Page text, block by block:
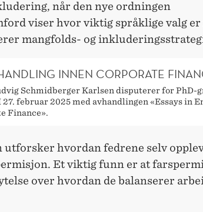
når den nye ordningen
viser hvor viktig språklige valg er
mangfolds- og
INNEN CORPORATE
Schmidberger Karlsen disputerer for PhD-
27. februar 2025 med avhandlingen «Essays in
Finance».
hvordan fedrene selv
Et viktig funn er at
over hvordan de balanserer